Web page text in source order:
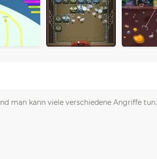
man kann viele verschiedene Angriffe tun.